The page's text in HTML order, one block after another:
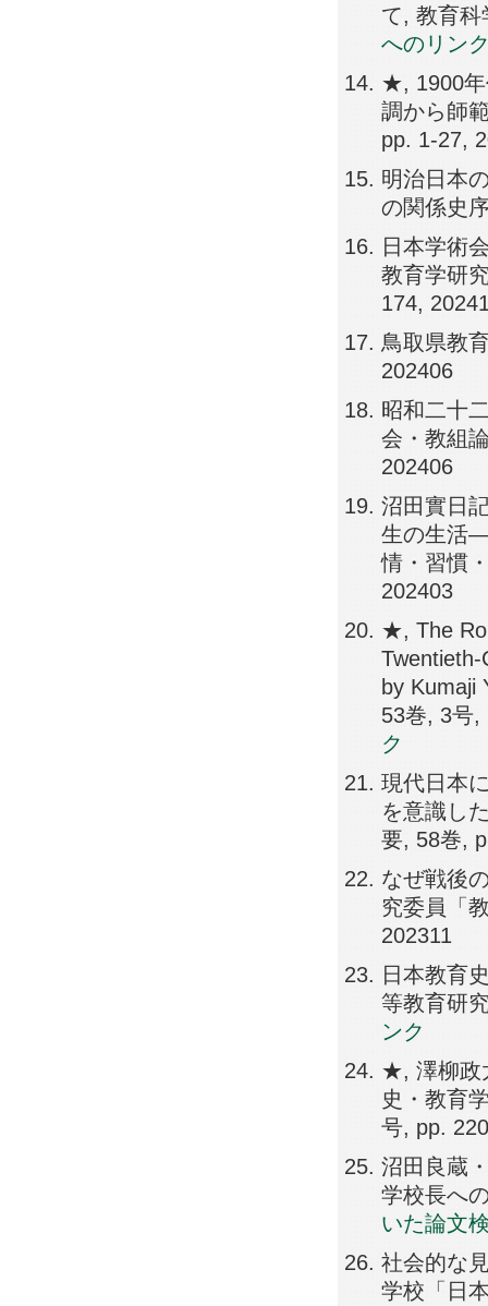
て, 教育
へのリン
★, 1900年
調から師
pp. 1-27,
明治日本
の関係史
日本学術
教育学研
174,
鳥取県教
202406
昭和二十
会・教組
202406
沼田實日
生の生活
情・習慣
202403
★, The
by Kumaji
53巻, 3号,
ク
現代日本
を意識し
要, 58巻,
なぜ戦後
究委員「
202311
日本教育
等教育研
ンク
★, 澤柳政
史・教育
号, pp.
沼田良蔵
学校長へ
いた論文
社会的な
学校「日